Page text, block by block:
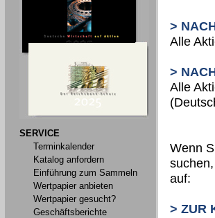
SERVICE
Terminkalender
Katalog anfordern
Einführung zum Sammeln
Wertpapier anbieten
Wertpapier gesucht?
Geschäftsberichte
>
Alle
>
Alle
Wenn
auf:
> ZUR